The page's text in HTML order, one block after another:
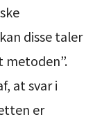
disse taler
metoden”.
at svar i
er